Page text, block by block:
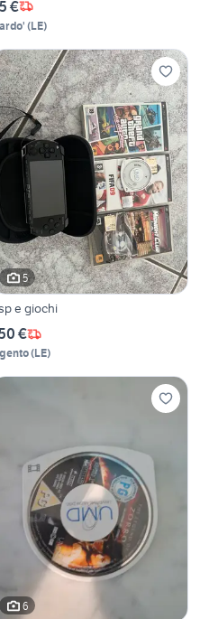
€
(LE)
5
e giochi
€
(LE)
6